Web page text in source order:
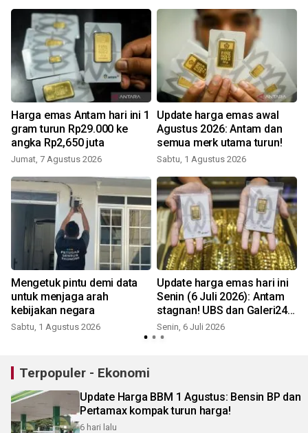
Harga emas Antam hari ini 1
gram turun Rp29.000 ke
angka Rp2,650 juta
Jumat, 7 Agustus 2026
Update harga emas awal
Agustus 2026: Antam dan
semua merk utama turun!
Sabtu, 1 Agustus 2026
Mengetuk pintu demi data
untuk menjaga arah
kebijakan negara
Sabtu, 1 Agustus 2026
Update harga emas hari ini
Senin (6 Juli 2026): Antam
stagnan! UBS dan Galeri24
apa kabar?
Senin, 6 Juli 2026
Terpopuler - Ekonomi
Update Harga BBM 1 Agustus: Bensin BP dan
Pertamax kompak turun harga!
6 hari lalu